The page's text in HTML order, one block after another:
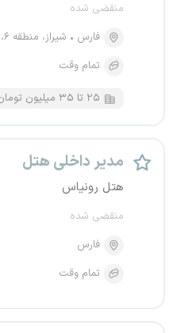
منقضی شده
فارس
شیراز، منطقه ۶، معالی‌آباد
تمام وقت
۲۵ تا ۳۵ میلیون تومان
مدیر داخلی هتل
هتل رونیاس
منقضی شده
فارس
تمام وقت